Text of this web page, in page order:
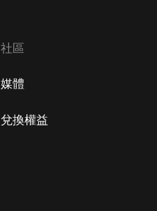
社區
媒體
兌換權益